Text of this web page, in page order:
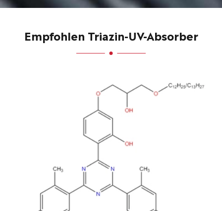
Empfohlen Triazin-UV-Absorber